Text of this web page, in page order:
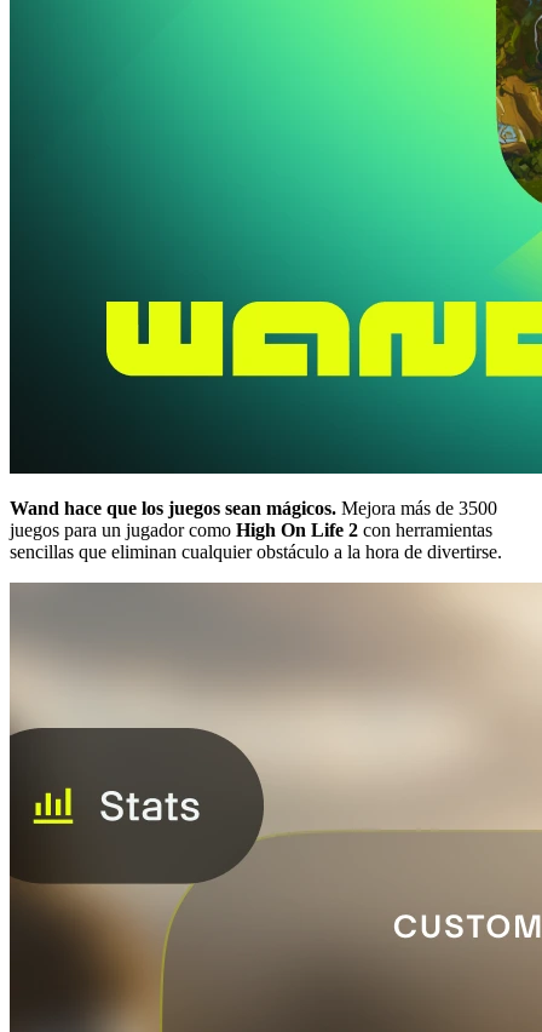
Wand hace que los juegos sean mágicos. Mejora más de 3500
juegos para un jugador como High On Life 2 con herramientas
sencillas que eliminan cualquier obstáculo a la hora de divertirse.